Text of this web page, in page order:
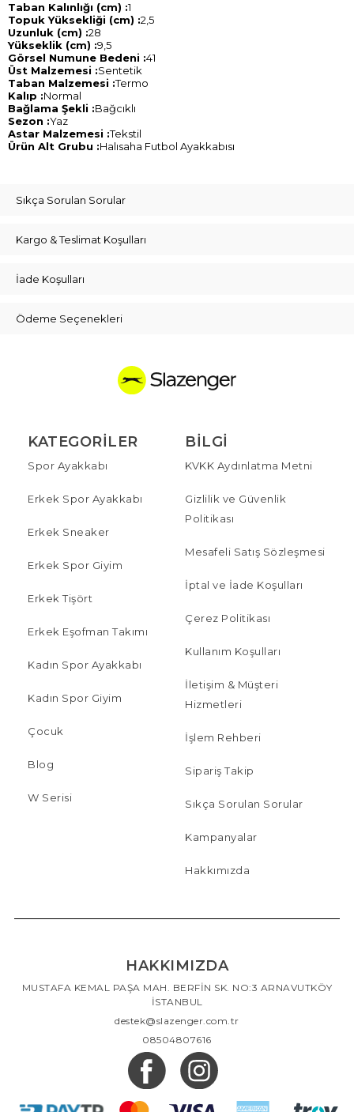
Taban Kalınlığı (cm) :1
Topuk Yüksekliği (cm) :2,5
Uzunluk (cm) :28
Yükseklik (cm) :9,5
Görsel Numune Bedeni :41
Üst Malzemesi :Sentetik
Taban Malzemesi :Termo
Kalıp :Normal
Bağlama Şekli :Bağcıklı
Sezon :Yaz
Astar Malzemesi :Tekstil
Ürün Alt Grubu :Halısaha Futbol Ayakkabısı
Sıkça Sorulan Sorular
Kargo & Teslimat Koşulları
İade Koşulları
Ödeme Seçenekleri
KATEGORILER
Spor Ayakkabı
Erkek Spor Ayakkabı
Erkek Sneaker
Erkek Spor Giyim
Erkek Tişört
Erkek Eşofman Takımı
Kadın Spor Ayakkabı
Kadın Spor Giyim
Çocuk
Blog
W Serisi
BILGI
KVKK Aydınlatma Metni
Gizlilik ve Güvenlik
Politikası
Mesafeli Satış Sözleşmesi
İptal ve İade Koşulları
Çerez Politikası
Kullanım Koşulları
İletişim & Müşteri
Hizmetleri
İşlem Rehberi
Sipariş Takip
Sıkça Sorulan Sorular
Kampanyalar
Hakkımızda
HAKKIMIZDA
MUSTAFA KEMAL PAŞA MAH. BERFİN SK. NO:3 ARNAVUTKÖY
İSTANBUL
destek@slazenger.com.tr
08504807616